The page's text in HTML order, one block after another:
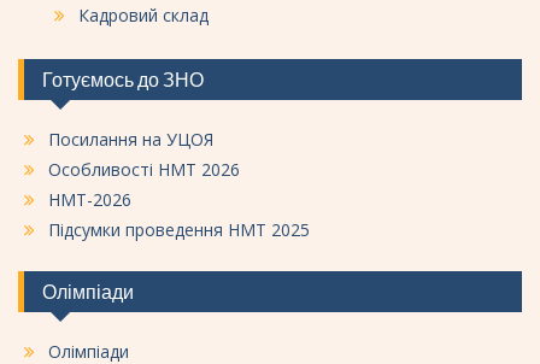
Кадровий склад
Готуємось до ЗНО
Посилання на УЦОЯ
Особливості НМТ 2026
НМТ-2026
Підсумки проведення НМТ 2025
Олімпіади
Олімпіади